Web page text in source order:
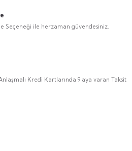
Seçeneği ile herzaman güvendesiniz.
Kredi Kartlarında 9 aya varan Taksit